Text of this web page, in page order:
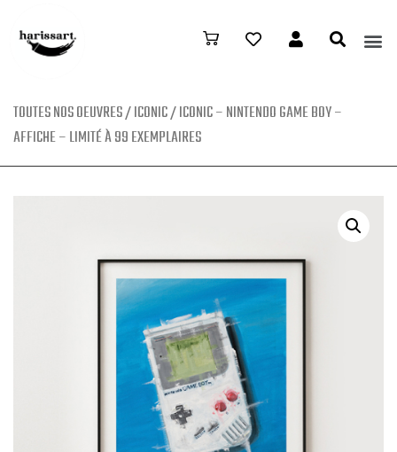
TOUTES NOS OEUVRES/ICONIC/ ICONIC – NINTENDO GAME BOY –
AFFICHE – LIMITÉ À 99 EXEMPLAIRES